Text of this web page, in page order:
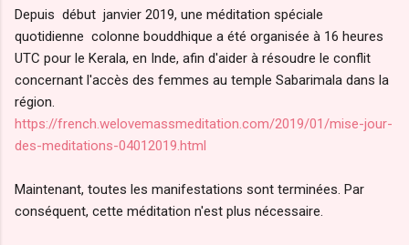
Depuis début janvier 2019, une méditation spéciale
quotidienne colonne bouddhique a été organisée à 16 heures
UTC pour le Kerala, en Inde, afin d'aider à résoudre le conflit
concernant l'accès des femmes au temple Sabarimala dans la
région.
https://french.welovemassmeditation.com/2019/01/mise-jour-
des-meditations-04012019.html
Maintenant, toutes les manifestations sont terminées. Par
conséquent, cette méditation n'est plus nécessaire.